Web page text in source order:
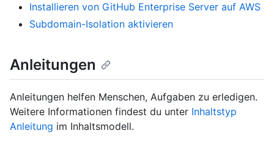
Installieren von GitHub Enterprise Server auf AWS
Subdomain-Isolation aktivieren
Anleitungen
Anleitungen helfen Menschen, Aufgaben zu erledigen.
Weitere Informationen findest du unter Inhaltstyp
Anleitung im Inhaltsmodell.